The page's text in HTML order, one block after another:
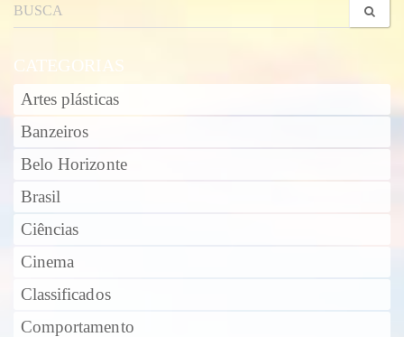
CATEGORIAS
Artes plásticas
Banzeiros
Belo Horizonte
Brasil
Ciências
Cinema
Classificados
Comportamento